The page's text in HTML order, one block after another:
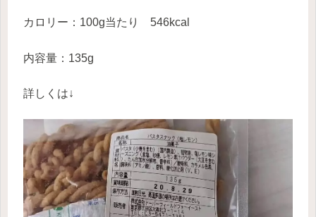
カロリー：100g当たり 546kcal
内容量：135g
詳しくは↓